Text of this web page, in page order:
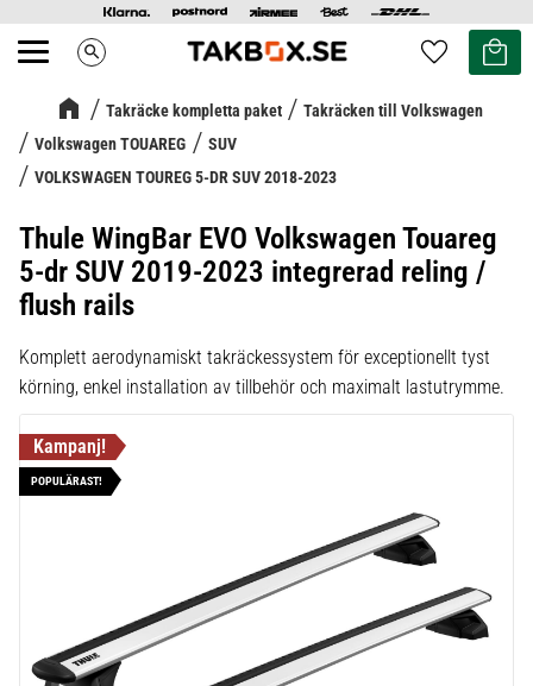
Meny search Favoriter
Kundvagn
Takräcke kompletta paket
Takräcken till Volkswagen
Volkswagen TOUAREG
SUV
VOLKSWAGEN TOUREG 5-DR SUV 2018-2023
Thule WingBar EVO Volkswagen Touareg
5-dr SUV 2019-2023 integrerad reling /
flush rails
Komplett aerodynamiskt takräckessystem för exceptionellt tyst
körning, enkel installation av tillbehör och maximalt lastutrymme.
POPULÄRAST!